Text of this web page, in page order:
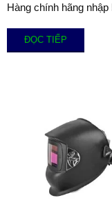
Hàng chính hãng nhập
ĐỌC TIẾP